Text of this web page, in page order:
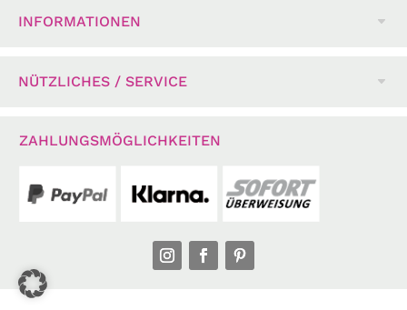
INFORMATIONEN
NÜTZLICHES / SERVICE
ZAHLUNGSMÖGLICHKEITEN